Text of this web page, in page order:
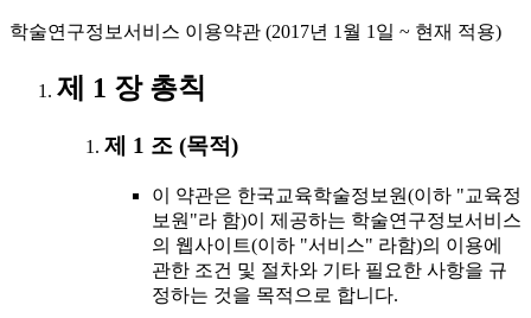
학술연구정보서비스 이용약관 (2017년 1월 1일 ~ 현재 적용)
제 1 장 총칙
제 1 조 (목적)
이 약관은 한국교육학술정보원(이하 "교육정
보원"라 함)이 제공하는 학술연구정보서비스
의 웹사이트(이하 "서비스" 라함)의 이용에
관한 조건 및 절차와 기타 필요한 사항을 규
정하는 것을 목적으로 합니다.